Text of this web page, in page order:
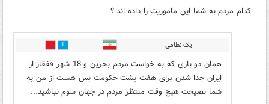
کدام مردم به شما این ماموریت را داده اند ؟
یک نظامی 3
همان دو باری که به خواست مردم بحرین و 18 شهر قفقاز از
ایران جدا شدن برای هفت پشت حکومت بس هست از من به
شما نصیحت هیچ وقت منتظر مردم در جهان سوم نباشید...